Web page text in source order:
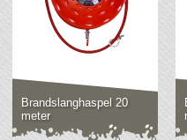
Brandslanghaspel 20
meter